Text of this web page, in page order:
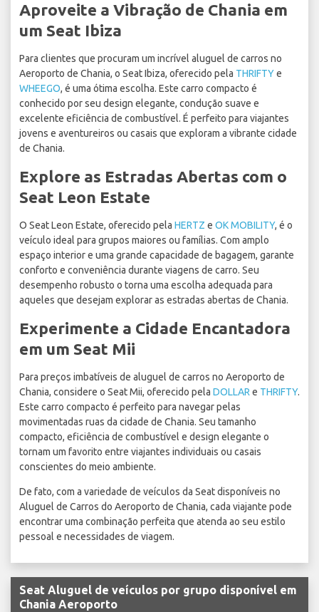
Aproveite a Vibração de Chania em
um Seat Ibiza
Para clientes que procuram um incrível aluguel de carros no
Aeroporto de Chania, o Seat Ibiza, oferecido pela THRIFTYe
WHEEGO, é uma ótima escolha. Este carro compacto é
conhecido por seu design elegante, condução suave e
excelente eficiência de combustível. É perfeito para viajantes
jovens e aventureiros ou casais que exploram a vibrante cidade
de Chania.
Explore as Estradas Abertas com o
Seat Leon Estate
O Seat Leon Estate, oferecido pela HERTZ e OK MOBILITY, é o
veículo ideal para grupos maiores ou famílias. Com amplo
espaço interior e uma grande capacidade de bagagem, garante
conforto e conveniência durante viagens de carro. Seu
desempenho robusto o torna uma escolha adequada para
aqueles que desejam explorar as estradas abertas de Chania.
Experimente a Cidade Encantadora
em um Seat Mii
Para preços imbatíveis de aluguel de carros no Aeroporto de
Chania, considere o Seat Mii, oferecido pela DOLLAR e THRIFTY.
Este carro compacto é perfeito para navegar pelas
movimentadas ruas da cidade de Chania. Seu tamanho
compacto, eficiência de combustível e design elegante o
tornam um favorito entre viajantes individuais ou casais
conscientes do meio ambiente.
De fato, com a variedade de veículos da Seat disponíveis no
Aluguel de Carros do Aeroporto de Chania, cada viajante pode
encontrar uma combinação perfeita que atenda ao seu estilo
pessoal e necessidades de viagem.
Seat Aluguel de veículos por grupo disponível em
Chania Aeroporto